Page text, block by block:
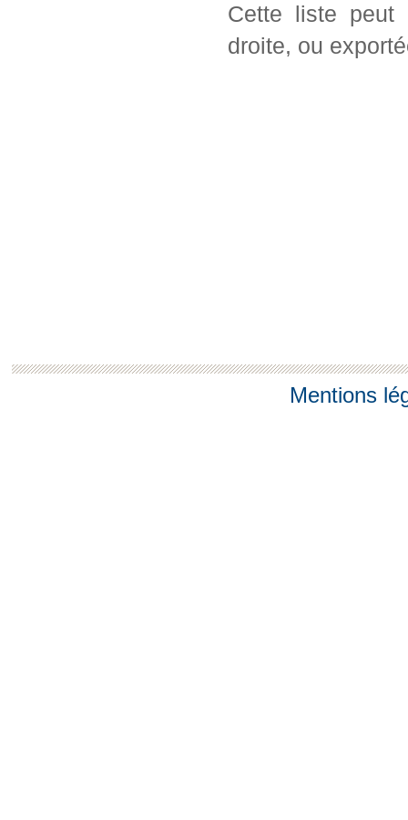
Cette liste
droite, ou
Mentions